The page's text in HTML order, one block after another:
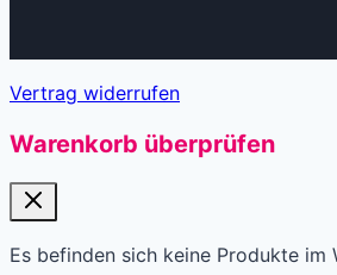
Vertrag widerrufen
Warenkorb überprüfen
Es befinden sich keine Produkte im